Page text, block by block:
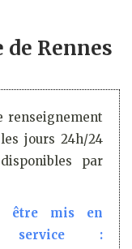
Rennes
renseignement
jours 24h/24
par
être mis en
service :